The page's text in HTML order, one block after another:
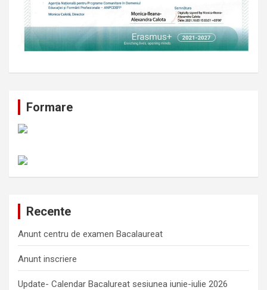
Formare
Recente
Anunt centru de examen Bacalaureat
Anunt inscriere
Update- Calendar Bacalureat sesiunea iunie-iulie 2026